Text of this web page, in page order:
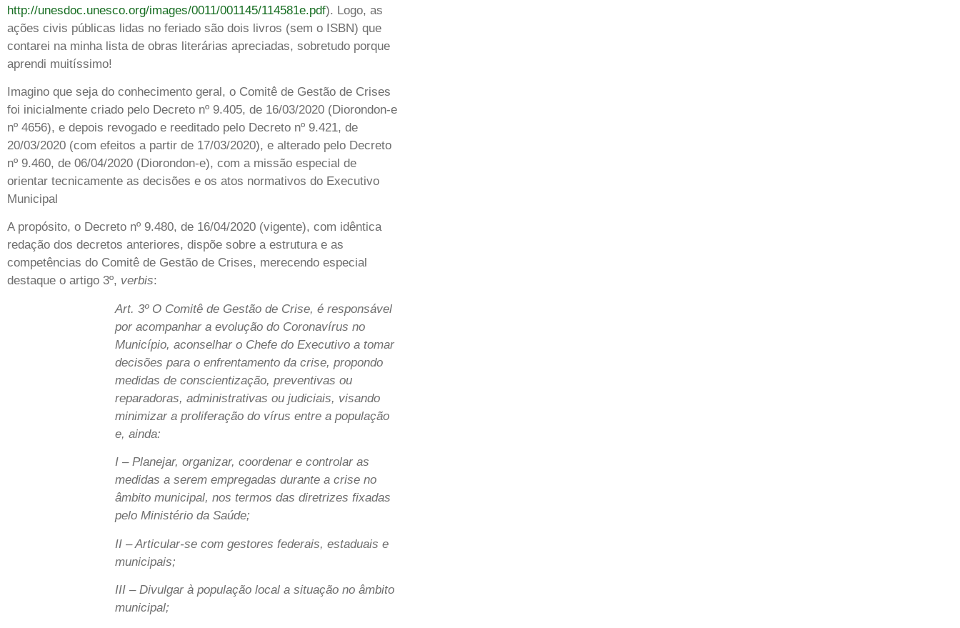
http://unesdoc.unesco.org/images/0011/001145/114581e.pdf). Logo, as
ações civis públicas lidas no feriado são dois livros (sem o ISBN) que
contarei na minha lista de obras literárias apreciadas, sobretudo porque
aprendi muitíssimo!
Imagino que seja do conhecimento geral, o Comitê de Gestão de Crises
foi inicialmente criado pelo Decreto nº 9.405, de 16/03/2020 (Diorondon-e
nº 4656), e depois revogado e reeditado pelo Decreto nº 9.421, de
20/03/2020 (com efeitos a partir de 17/03/2020), e alterado pelo Decreto
nº 9.460, de 06/04/2020 (Diorondon-e), com a missão especial de
orientar tecnicamente as decisões e os atos normativos do Executivo
Municipal
A propósito, o Decreto nº 9.480, de 16/04/2020 (vigente), com idêntica
redação dos decretos anteriores, dispõe sobre a estrutura e as
competências do Comitê de Gestão de Crises, merecendo especial
destaque o artigo 3º, verbis:
Art. 3º O Comitê de Gestão de Crise, é responsável
por acompanhar a evolução do Coronavírus no
Município, aconselhar o Chefe do Executivo a tomar
decisões para o enfrentamento da crise, propondo
medidas de conscientização, preventivas ou
reparadoras, administrativas ou judiciais, visando
minimizar a proliferação do vírus entre a população
e, ainda:
I – Planejar, organizar, coordenar e controlar as
medidas a serem empregadas durante a crise no
âmbito municipal, nos termos das diretrizes fixadas
pelo Ministério da Saúde;
II – Articular-se com gestores federais, estaduais e
municipais;
III – Divulgar à população local a situação no âmbito
municipal;